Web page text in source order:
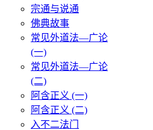
宗通与说通
佛典故事
常见外道法—广论
(一)
常见外道法—广论
(二)
阿含正义 (一)
阿含正义 (二)
入不二法门